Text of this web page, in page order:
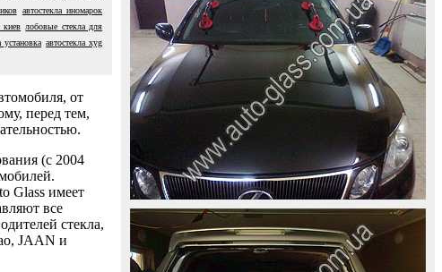
автостекла иномарок
киев лобовые стекла для
установка автостекла xyg
от
перед тем,
(с 2004
Glass имеет
все
стекла,
JAAN и